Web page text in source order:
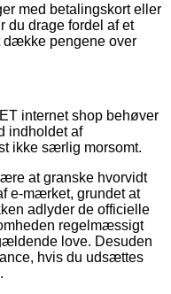
med betalingskort eller
du drage fordel af et
dække pengene over
internet shop behøver
indholdet af
ikke særlig morsomt.
at granske hvorvidt
e-mærket, grundet at
adlyder de officielle
regelmæssigt
love. Desuden
hvis du udsættes